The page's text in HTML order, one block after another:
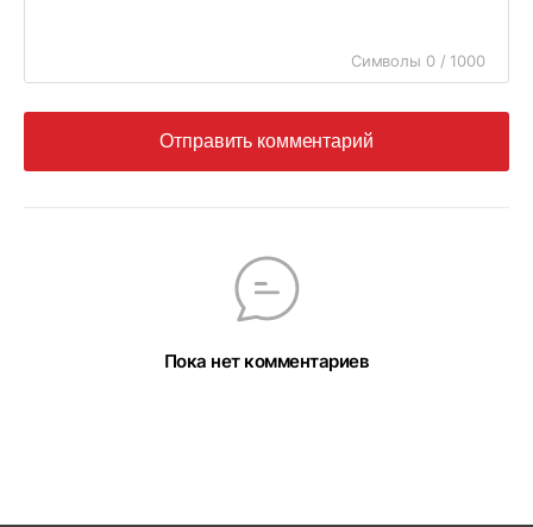
Символы 0 / 1000
Отправить комментарий
Пока нет комментариев